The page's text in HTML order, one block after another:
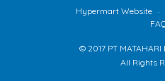
Hypermart Website
© 2017 PT MATAHARI
All Rights